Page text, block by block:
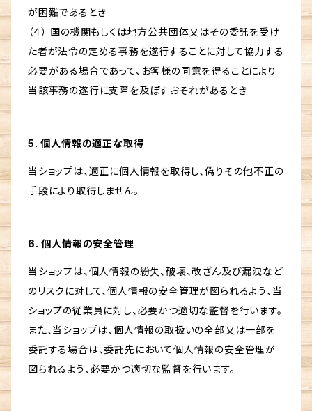
が困難であるとき
（４） 国の機関もしくは地方公共団体又はその委託を受け
た者が法令の定める事務を遂行することに対して協力する
必要がある場合であって、お客様の同意を得ることにより
当該事務の遂行に支障を及ぼすおそれがあるとき
5. 個人情報の適正な取得
当ショップは、適正に個人情報を取得し、偽りその他不正の
手段により取得しません。
6. 個人情報の安全管理
当ショップは、個人情報の紛失、破壊、改ざん及び漏洩など
のリスクに対して、個人情報の安全管理が図られるよう、当
ショップの従業員に対し、必要かつ適切な監督を行います。
また、当ショップは、個人情報の取扱いの全部又は一部を
委託する場合は、委託先において個人情報の安全管理が
図られるよう、必要かつ適切な監督を行います。